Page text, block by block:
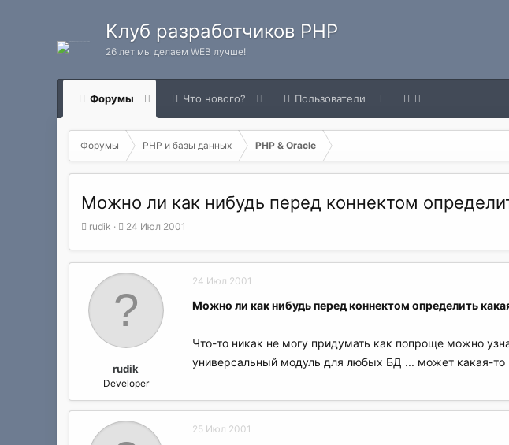
Клуб разработчиков PHP
26 лет мы делаем WEB лучше!
Форумы Что нового? Пользователи
Форумы PHP и базы данных PHP & Oracle
Можно ли как нибудь перед коннектом
А
т
т
е
м
rudik
Д
т
а
ч
а
24 Июл 2001
rudik
Developer
24 Июл 2001
Можно ли как нибудь перед коннектом определить
Что-то никак не могу придумать как попроще можно
универсальный модуль для любых БД ... может какая-
25 Июл 2001